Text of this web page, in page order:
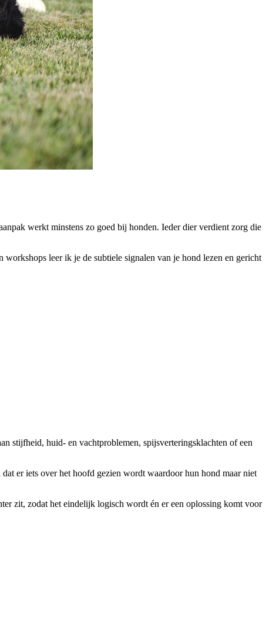
werkt minstens zo goed bij honden. Ieder dier verdient zorg die
leer ik je de subtiele signalen van je hond lezen en gericht
stijfheid, huid- en vachtproblemen, spijsverteringsklachten of een
er iets over het hoofd gezien wordt waardoor hun hond maar niet
zit, zodat het eindelijk logisch wordt én er een oplossing komt voor